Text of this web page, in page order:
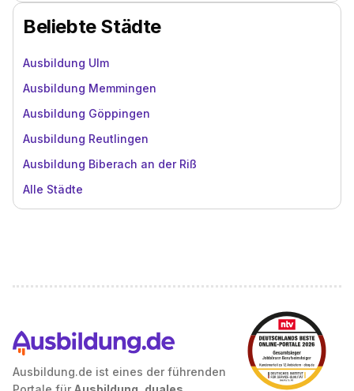
Beliebte Städte
Ausbildung Ulm
Ausbildung Memmingen
Ausbildung Göppingen
Ausbildung Reutlingen
Ausbildung Biberach an der Riß
Alle Städte
Ausbildung.de ist eines der führenden